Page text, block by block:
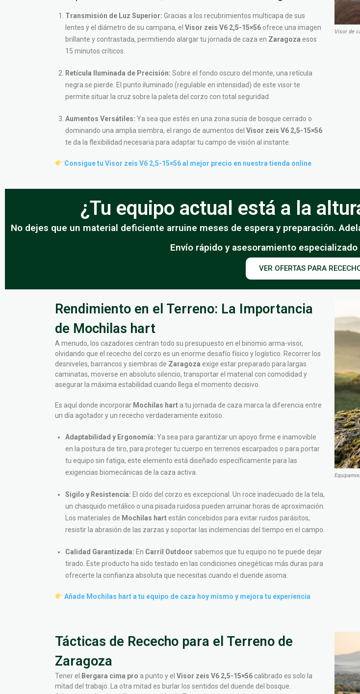
Transmisión de Luz Superior: Gracias a los recubrimientos multicapa de sus
lentes y el diámetro de su campana, el Visor zeis V6 2,5-15×56 ofrece una imagen
brillante y contrastada, permitiendo alargar tu jornada de caza en Zaragoza esos
15 minutos críticos.
Retícula Iluminada de Precisión: Sobre el fondo oscuro del monte, una retícula
negra se pierde. El punto iluminado (regulable en intensidad) de este visor te
permite situar la cruz sobre la paleta del corzo con total seguridad.
Aumentos Versátiles: Ya sea que estés en una zona sucia de bosque cerrado o
dominando una amplia siembra, el rango de aumentos del Visor zeis V6 2,5-15×56
te da la flexibilidad necesaria para adaptar tu campo de visión al instante.
Consigue tu Visor zeis V6 2,5-15×56 al mejor precio en nuestra tienda online
Visor de
¿Tu equipo actual está a la
No dejes que un material deficiente arruine meses de espera y preparación.
Envío rápido y asesoramiento
VER OFERTAS PARA
Rendimiento en el Terreno: La Importancia
de Mochilas hart
A menudo, los cazadores centran todo su presupuesto en el binomio arma-visor,
olvidando que el rececho del corzo es un enorme desafío físico y logístico. Recorrer los
desniveles, barrancos y siembras de Zaragoza exige estar preparado para largas
caminatas, moverse en absoluto silencio, transportar el material con comodidad y
asegurar la máxima estabilidad cuando llega el momento decisivo.
Es aquí donde incorporar Mochilas hart a tu jornada de caza marca la diferencia entre
un día agotador y un rececho verdaderamente exitoso.
Adaptabilidad y Ergonomía: Ya sea para garantizar un apoyo firme e inamovible
en la postura de tiro, para proteger tu cuerpo en terrenos escarpados o para portar
tu equipo sin fatiga, este elemento está diseñado específicamente para las
exigencias biomecánicas de la caza activa.
Sigilo y Resistencia: El oído del corzo es excepcional. Un roce inadecuado de la tela,
un chasquido metálico o una pisada ruidosa pueden arruinar horas de aproximación.
Los materiales de Mochilas hart están concebidos para evitar ruidos parásitos,
resistir la abrasión de las zarzas y soportar las inclemencias del tiempo en el campo.
Calidad Garantizada: En Carril Outdoor sabemos que tu equipo no te puede dejar
tirado. Este producto ha sido testado en las condiciones cinegéticas más duras para
ofrecerte la confianza absoluta que necesitas cuando el duende asoma.
Añade Mochilas hart a tu equipo de caza hoy mismo y mejora tu experiencia
Tácticas de Rececho para el Terreno de
Zaragoza
Tener el Bergara cima pro a punto y el Visor zeis V6 2,5-15×56 calibrado es solo la
mitad del trabajo. La otra mitad es burlar los sentidos del duende del bosque.